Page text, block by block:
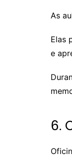
As
Elas
e
6.